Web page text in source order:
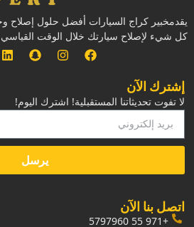
يقدمخبير كراج السيارات أفضل حلول إصلاح
كل شيء لإصلاح سيارتك خلال الوقت
إشترك الآن
لا تفوت تحديثاتنا المستقبلية! اشترك اليوم!
يرسل
‏اتصل بنا الآن‏
+971 55 5797960